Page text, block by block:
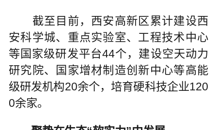
截至目前，西安高新区累计建设西
安科学城、重点实验室、工程技术中心
等国家级研发平台44个，建设空天动力
研究院、国家增材制造创新中心等高能
级研发机构20余个，培育硬科技企业120
0余家。